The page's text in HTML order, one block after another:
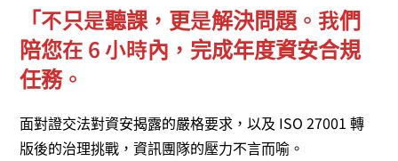
「不只是聽課，更是解決問題。我們
陪您在 6 小時內，完成年度資安合規
任務。
面對證交法對資安揭露的嚴格要求，以及 ISO 27001 轉
版後的治理挑戰，資訊團隊的壓力不言而喻。